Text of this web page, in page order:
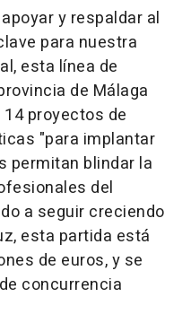
y respaldar al
para nuestra
esta línea de
de Málaga
proyectos de
"para implantar
permitan blindar la
del
a seguir creciendo
esta partida está
de euros, y se
concurrencia